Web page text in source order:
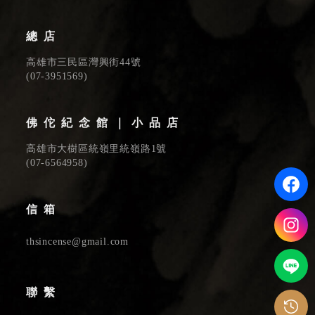
總店
高雄市三民區灣興街44號
(07-3951569)
佛佗紀念館｜小品店
高雄市大樹區統嶺里統嶺路1號
(07-6564958)
信箱
thsincense@gmail.com
聯繫